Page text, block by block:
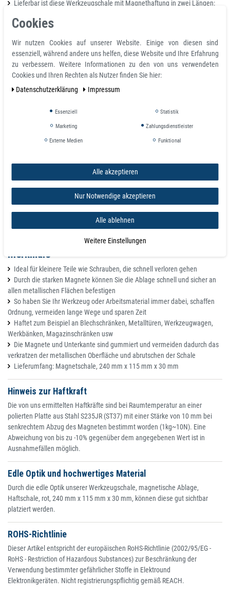
Lieferbar ist diese Werkzeugschale mit Magnethaftung in zwei Längen:
Länge (mm): 240
Höhe (mm): 30
Haftkraft (N): 60
Farbe: Rot
Gewicht (kg): 0.746 kg
Ausführung: Magnetbox, Magnetschale
Einsatzbereich: Innen, Außen, Nassbereich
Anwendungsbereich: Schrauben, Garage, Installationsarbeiten
Materialspezifizierung: Ferrit
Grundfarbe: Rot
Hinweis: zur Aufbewahrung von Werkzeugen und Kleinteilen, Schutz der
Oberflächen durch gummierte Magnete
Merkmale
Ideal für kleinere Teile wie Schrauben, die schnell verloren gehen
Durch die starken Magnete können Sie die Ablage schnell und sicher an
allen metallischen Flächen befestigen
So haben Sie Ihr Werkzeug oder Arbeitsmaterial immer dabei, schaffen
Ordnung, vermeiden lange Wege und sparen Zeit
Haftet zum Beispiel an Blechschränken, Metalltüren, Werkzeugwagen,
Werkbänken, Magazinschränken usw
Die Magnete und Unterkante sind gummiert und vermeiden dadurch das
verkratzen der metallischen Oberfläche und abrutschen der Schale
Lieferumfang: Magnetschale, 240 mm x 115 mm x 30 mm
Hinweis zur Haftkraft
Die von uns ermittelten Haftkräfte sind bei Raumtemperatur an einer
polierten Platte aus Stahl S235JR (ST37) mit einer Stärke von 10 mm bei
senkrechtem Abzug des Magneten bestimmt worden (1kg~10N). Eine
Abweichung von bis zu -10% gegenüber dem angegebenen Wert ist in
Ausnahmefällen möglich.
Edle Optik und hochwertiges Material
Durch die edle Optik unserer Werkzeugschale, magnetische Ablage,
Haftschale, rot, 240 mm x 115 mm x 30 mm, können diese gut sichtbar
platziert werden.
ROHS-Richtlinie
Dieser Artikel entspricht der europäischen RoHS-Richtlinie (2002/95/EG -
RoHS - Restriction of Hazardous Substances) zur Beschränkung der
Verwendung bestimmter gefährlicher Stoffe in Elektround
Elektronikgeräten. Nicht registrierungspflichtig gemäß REACH.
Cookies
Wir nutzen Cookies auf unserer Website. Einige von diesen sind
essenziell, während andere uns helfen, diese Website und Ihre Erfahrung
zu verbessern. Weitere Informationen zu den von uns verwendeten
Cookies und Ihren Rechten als Nutzer finden Sie hier:
Daten­schutz­erklärung
Impressum
Essenziell Statistik
Marketing Zahlungsdienstleister
Externe Medien Funktional
Alle akzeptieren
Nur Notwendige akzeptieren
Alle ablehnen
Weitere Einstellungen